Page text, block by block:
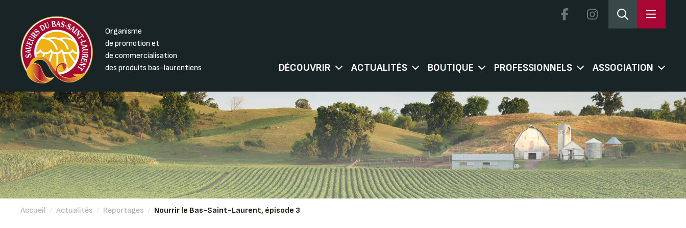
Organisme
de promotion et
de commercialisation
des produits bas-laurentiens
DÉCOUVRIR ACTUALITÉS BOUTIQUE PROFESSIONNELS ASSOCIATION
Accueil / Actualités / Reportages / Nourrir le Bas-Saint-Laurent, épisode 3